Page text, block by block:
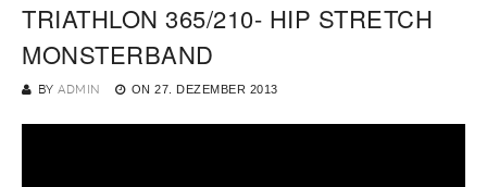
TRIATHLON 365/210- HIP STRETCH
MONSTERBAND
BY ADMIN ON 27. DEZEMBER 2013